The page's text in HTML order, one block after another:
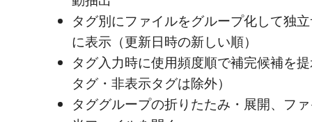
タグ別にファイルをグループ化して独
に表示（更新日時の新しい順）
タグ入力時に使用頻度順で補完候補を
タグ・非表示タグは除外）
タググループの折りたたみ・展開、フ